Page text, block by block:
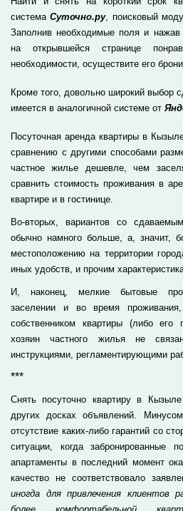
системаСуточно.ру, поисковый
Заполнив необходимые поля и нажав
на открывшейся странице
необходимости, осуществите его
Кроме того, довольно широкий выбор
имеется в аналогичной системе от
Посуточная аренда квартиры в
сравнению с другими способами
частное жилье дешевле, чем
сравнить стоимость проживания в
квартире и в гостинице.
Во-вторых, вариантов со
обычно намного больше, а, значит,
местоположению на территории
иных удобств, и прочим
И, наконец, мелкие бытовые
заселении и во время
собственником квартиры (либо его
хозяин частного жилья не
инструкциями, регламентирующими
***
Снять посуточно квартиру в
других досках объявлений.
отсутствие каких-либо гарантий со
ситуации, когда забронированные
апартаменты в последний момент
качество не соответствовало
иногда для привлечения клиентов